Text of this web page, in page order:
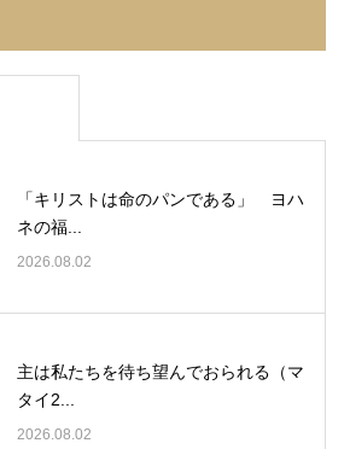
「キリストは命のパンである」 ヨハ
ネの福...
2026.08.02
主は私たちを待ち望んでおられる（マ
タイ2...
2026.08.02